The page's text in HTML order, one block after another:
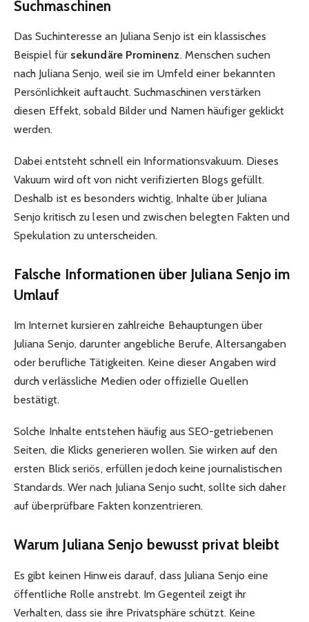
Suchmaschinen
Das Suchinteresse an Juliana Senjo ist ein klassisches
Beispiel für sekundäre Prominenz. Menschen suchen
nach Juliana Senjo, weil sie im Umfeld einer bekannten
Persönlichkeit auftaucht. Suchmaschinen verstärken
diesen Effekt, sobald Bilder und Namen häufiger geklickt
werden.
Dabei entsteht schnell ein Informationsvakuum. Dieses
Vakuum wird oft von nicht verifizierten Blogs gefüllt.
Deshalb ist es besonders wichtig, Inhalte über Juliana
Senjo kritisch zu lesen und zwischen belegten Fakten und
Spekulation zu unterscheiden.
Falsche Informationen über Juliana Senjo im
Umlauf
Im Internet kursieren zahlreiche Behauptungen über
Juliana Senjo, darunter angebliche Berufe, Altersangaben
oder berufliche Tätigkeiten. Keine dieser Angaben wird
durch verlässliche Medien oder offizielle Quellen
bestätigt.
Solche Inhalte entstehen häufig aus SEO-getriebenen
Seiten, die Klicks generieren wollen. Sie wirken auf den
ersten Blick seriös, erfüllen jedoch keine journalistischen
Standards. Wer nach Juliana Senjo sucht, sollte sich daher
auf überprüfbare Fakten konzentrieren.
Warum Juliana Senjo bewusst privat bleibt
Es gibt keinen Hinweis darauf, dass Juliana Senjo eine
öffentliche Rolle anstrebt. Im Gegenteil zeigt ihr
Verhalten, dass sie ihre Privatsphäre schützt. Keine